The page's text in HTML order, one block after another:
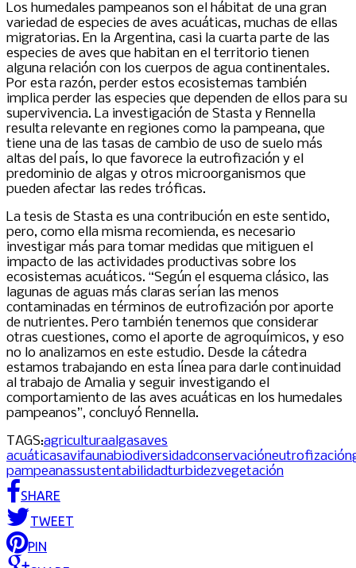
Los humedales pampeanos son el hábitat de una gran
variedad de especies de aves acuáticas, muchas de ellas
migratorias. En la Argentina, casi la cuarta parte de las
especies de aves que habitan en el territorio tienen
alguna relación con los cuerpos de agua continentales.
Por esta razón, perder estos ecosistemas también
implica perder las especies que dependen de ellos para su
supervivencia. La investigación de Stasta y Rennella
resulta relevante en regiones como la pampeana, que
tiene una de las tasas de cambio de uso de suelo más
altas del país, lo que favorece la eutrofización y el
predominio de algas y otros microorganismos que
pueden afectar las redes tróficas.
La tesis de Stasta es una contribución en este sentido,
pero, como ella misma recomienda, es necesario
investigar más para tomar medidas que mitiguen el
impacto de las actividades productivas sobre los
ecosistemas acuáticos. “Según el esquema clásico, las
lagunas de aguas más claras serían las menos
contaminadas en términos de eutrofización por aporte
de nutrientes. Pero también tenemos que considerar
otras cuestiones, como el aporte de agroquímicos, y eso
no lo analizamos en este estudio. Desde la cátedra
estamos trabajando en esta línea para darle continuidad
al trabajo de Amalia y seguir investigando el
comportamiento de las aves acuáticas en los humedales
pampeanos”, concluyó Rennella.
TAGS:agriculturaalgasaves
acuáticasavifaunabiodiversidadconservacióneutrofización
pampeanassustentabilidadturbidezvegetación
SHARE
TWEET
PIN